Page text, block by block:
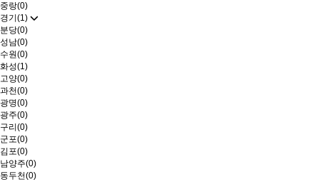
중랑(0)
경기(1)
분당(0)
성남(0)
수원(0)
화성(1)
고양(0)
과천(0)
광명(0)
광주(0)
구리(0)
군포(0)
김포(0)
남양주(0)
동두천(0)